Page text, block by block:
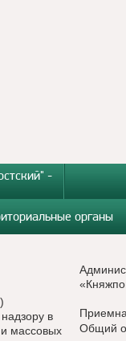
-
органы
в
массовых
Общий